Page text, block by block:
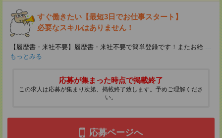
すぐ働きたい【最短3日でお仕事スタート】
必要なスキルはありません！
【履歴書・来社不要】履歴書・来社不要で簡単登録です！またお給 ...
もっとみる
応募が集まった時点で掲載終了
この求人は応募が集まり次第、掲載終了致します。予めご理解くださ
い。
応募ページへ